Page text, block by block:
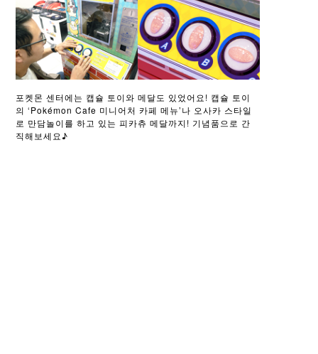
포켓몬 센터에는 캡슐 토이와 메달도 있었어요! 캡슐 토이
의 ‘Pokémon Cafe 미니어처 카페 메뉴’나 오사카 스타일
로 만담놀이를 하고 있는 피카츄 메달까지! 기념품으로 간
직해보세요♪